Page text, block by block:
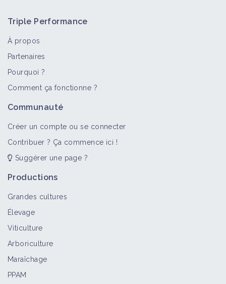
Triple Performance
À propos
Partenaires
Pourquoi ?
Comment ça fonctionne ?
Communauté
Créer un compte ou se connecter
Contribuer ? Ça commence ici !
Suggérer une page ?
Productions
Grandes cultures
Élevage
Viticulture
Arboriculture
Maraîchage
PPAM